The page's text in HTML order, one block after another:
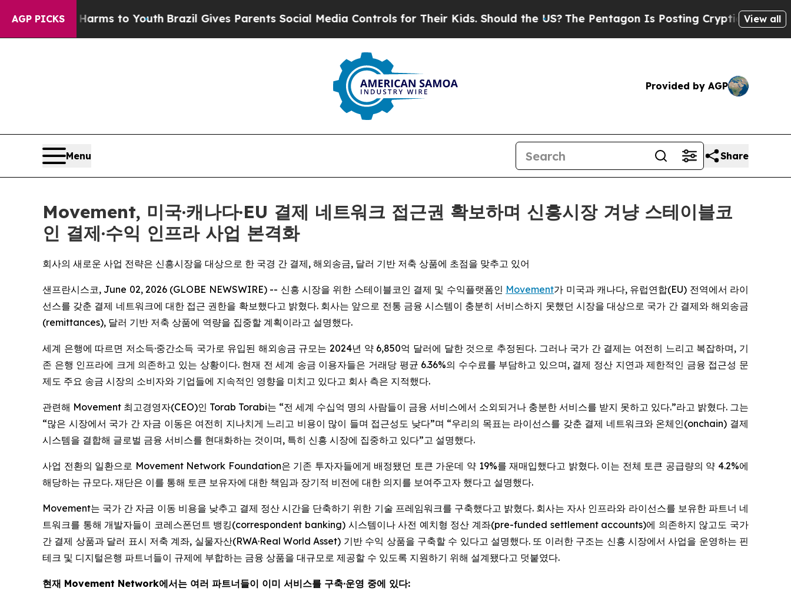
AGP PICKS
Harms to YouthBrazil Gives Parents Social Media Controls for Their Kids. Should the US?The Pentagon Is Posting Cryptic Biblical Messages
View all
Provided by AGP
Menu Share
Movement, 미국·캐나다·EU 결제 네트워크 접근권 확보하며 신흥시장 겨냥 스테이블코
인 결제·수익 인프라 사업 본격화
회사의 새로운 사업 전략은 신흥시장을 대상으로 한 국경 간 결제, 해외송금, 달러 기반 저축 상품에 초점을 맞추고 있어
샌프란시스코, June 02, 2026 (GLOBE NEWSWIRE) -- 신흥 시장을 위한 스테이블코인 결제 및 수익플랫폼인 Movement가 미국과 캐나다, 유럽연합(EU) 전역에서 라이
선스를 갖춘 결제 네트워크에 대한 접근 권한을 확보했다고 밝혔다. 회사는 앞으로 전통 금융 시스템이 충분히 서비스하지 못했던 시장을 대상으로 국가 간 결제와 해외송금
(remittances), 달러 기반 저축 상품에 역량을 집중할 계획이라고 설명했다.
세계 은행에 따르면 저소득·중간소득 국가로 유입된 해외송금 규모는 2024년 약 6,850억 달러에 달한 것으로 추정된다. 그러나 국가 간 결제는 여전히 느리고 복잡하며, 기
존 은행 인프라에 크게 의존하고 있는 상황이다. 현재 전 세계 송금 이용자들은 거래당 평균 6.36%의 수수료를 부담하고 있으며, 결제 정산 지연과 제한적인 금융 접근성 문
제도 주요 송금 시장의 소비자와 기업들에 지속적인 영향을 미치고 있다고 회사 측은 지적했다.
관련해 Movement 최고경영자(CEO)인 Torab Torabi는 “전 세계 수십억 명의 사람들이 금융 서비스에서 소외되거나 충분한 서비스를 받지 못하고 있다.”라고 밝혔다. 그는
“많은 시장에서 국가 간 자금 이동은 여전히 지나치게 느리고 비용이 많이 들며 접근성도 낮다”며 “우리의 목표는 라이선스를 갖춘 결제 네트워크와 온체인(onchain) 결제
시스템을 결합해 글로벌 금융 서비스를 현대화하는 것이며, 특히 신흥 시장에 집중하고 있다”고 설명했다.
사업 전환의 일환으로 Movement Network Foundation은 기존 투자자들에게 배정됐던 토큰 가운데 약 19%를 재매입했다고 밝혔다. 이는 전체 토큰 공급량의 약 4.2%에
해당하는 규모다. 재단은 이를 통해 토큰 보유자에 대한 책임과 장기적 비전에 대한 의지를 보여주고자 했다고 설명했다.
Movement는 국가 간 자금 이동 비용을 낮추고 결제 정산 시간을 단축하기 위한 기술 프레임워크를 구축했다고 밝혔다. 회사는 자사 인프라와 라이선스를 보유한 파트너 네
트워크를 통해 개발자들이 코레스폰던트 뱅킹(correspondent banking) 시스템이나 사전 예치형 정산 계좌(pre-funded settlement accounts)에 의존하지 않고도 국가
간 결제 상품과 달러 표시 저축 계좌, 실물자산(RWA·Real World Asset) 기반 수익 상품을 구축할 수 있다고 설명했다. 또 이러한 구조는 신흥 시장에서 사업을 운영하는 핀
테크 및 디지털은행 파트너들이 규제에 부합하는 금융 상품을 대규모로 제공할 수 있도록 지원하기 위해 설계됐다고 덧붙였다.
현재 Movement Network에서는 여러 파트너들이 이미 서비스를 구축·운영 중에 있다: